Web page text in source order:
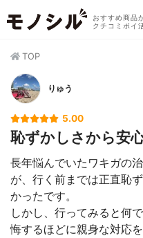
おすすめ商品
クチコミポイ
TOP
りゅう
5.00
恥ずかしさから安
長年悩んでいたワキガの
が、行く前までは正直恥
かったです。
しかし、行ってみると何
悔するほどに親身な対応